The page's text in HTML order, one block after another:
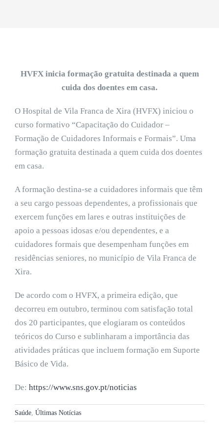
HVFX inicia formação gratuita destinada a quem
cuida dos doentes em casa.
O Hospital de Vila Franca de Xira (HVFX) iniciou o
curso formativo “Capacitação do Cuidador –
Formação de Cuidadores Informais e Formais”. Uma
formação gratuita destinada a quem cuida dos doentes
em casa.
A formação destina-se a cuidadores informais que têm
a seu cargo pessoas dependentes, a profissionais que
exercem funções em lares e outras instituições de
apoio a pessoas idosas e/ou dependentes, e a
cuidadores formais que desempenham funções em
residências seniores, no município de Vila Franca de
Xira.
De acordo com o HVFX, a primeira edição, que
decorreu em outubro, terminou com satisfação total
dos 20 participantes, que elogiaram os conteúdos
teóricos do Curso e sublinharam a importância das
atividades práticas que incluem formação em Suporte
Básico de Vida.
De: https://www.sns.gov.pt/noticias
Saúde Últimas Notícias